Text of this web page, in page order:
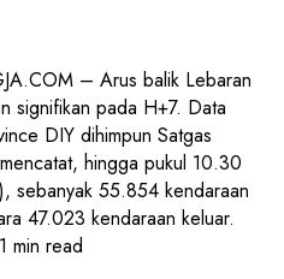
– Arus balik Lebaran
signifikan pada H+7. Data
DIY dihimpun Satgas
hingga pukul 10.30
sebanyak 55.854 kendaraan
47.023 kendaraan keluar.
1 min read